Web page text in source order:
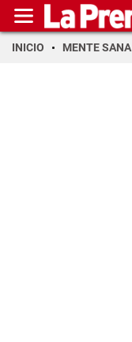
INICIO MENTE SANA